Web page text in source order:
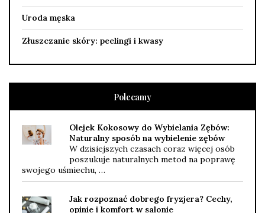
Uroda męska
Złuszczanie skóry: peelingi i kwasy
Polecamy
Olejek Kokosowy do Wybielania Zębów:
Naturalny sposób na wybielenie zębów
W dzisiejszych czasach coraz więcej osób
poszukuje naturalnych metod na poprawę
swojego uśmiechu, …
Jak rozpoznać dobrego fryzjera? Cechy,
opinie i komfort w salonie